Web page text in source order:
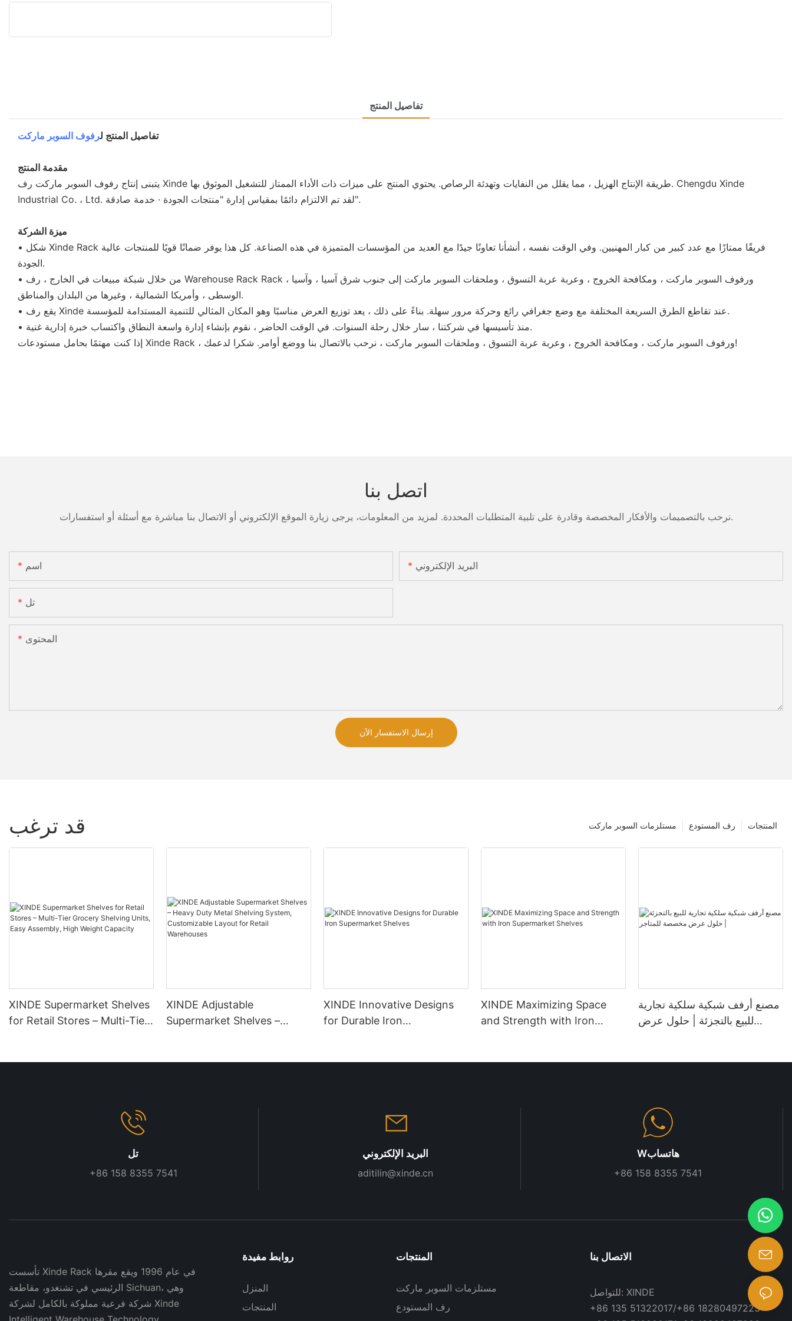
تفاصيل المنتج
تفاصيل المنتج لرفوف السوبر ماركت
مقدمة المنتج
يتبنى إنتاج رفوف السوبر ماركت رف Xinde طريقة الإنتاج الهزيل ، مما يقلل من النفايات وتهدئة الرصاص. يحتوي المنتج على ميزات ذات الأداء الممتاز للتشغيل الموثوق بها. Chengdu Xinde
Industrial Co. ، Ltd. لقد تم الالتزام دائمًا بمقياس إدارة "منتجات الجودة · خدمة صادقة".
ميزة الشركة
• شكل Xinde Rack فريقًا ممتازًا مع عدد كبير من كبار المهنيين. وفي الوقت نفسه ، أنشأنا تعاونًا جيدًا مع العديد من المؤسسات المتميزة في هذه الصناعة. كل هذا يوفر ضمانًا قويًا للمنتجات عالية
الجودة.
• من خلال شبكة مبيعات في الخارج ، رف Warehouse Rack Rack ، ورفوف السوبر ماركت ، ومكافحة الخروج ، وعربة عربة التسوق ، وملحقات السوبر ماركت إلى جنوب شرق آسيا ، وآسيا
الوسطى ، وأمريكا الشمالية ، وغيرها من البلدان والمناطق.
• يقع رف Xinde عند تقاطع الطرق السريعة المختلفة مع وضع جغرافي رائع وحركة مرور سهلة. بناءً على ذلك ، يعد توزيع العرض مناسبًا وهو المكان المثالي للتنمية المستدامة للمؤسسة.
• منذ تأسيسها في شركتنا ، سار خلال رحلة السنوات. في الوقت الحاضر ، نقوم بإنشاء إدارة واسعة النطاق واكتساب خبرة إدارية غنية.
إذا كنت مهتمًا بحامل مستودعات Xinde Rack ، ورفوف السوبر ماركت ، ومكافحة الخروج ، وعربة عربة التسوق ، وملحقات السوبر ماركت ، نرحب بالاتصال بنا ووضع أوامر. شكرا لدعمك!
اتصل بنا
نرحب بالتصميمات والأفكار المخصصة وقادرة على تلبية المتطلبات المحددة. لمزيد من المعلومات، يرجى زيارة الموقع الإلكتروني أو الاتصال بنا مباشرة مع أسئلة أو استفسارات.
اسم البريد الإلكتروني
تل
المحتوى
إرسال الاستفسار الآن
قد ترغب المنتجات رف المستودع مستلزمات السوبر ماركت
XINDE Supermarket Shelves
for Retail Stores – Multi-Tier
XINDE Adjustable
Supermarket Shelves –
XINDE Innovative Designs
for Durable Iron
XINDE Maximizing Space
and Strength with Iron
مصنع أرفف شبكية سلكية تجارية
للبيع بالتجزئة | حلول عرض
تل
+86 158 8355 7541
البريد الإلكتروني
aditilin@xinde.cn
Wهاتساب
+86 158 8355 7541
تأسست Xinde Rack في عام 1996 ويقع مقرها
الرئيسي في تشنغدو، مقاطعة Sichuan، وهي
شركة فرعية مملوكة بالكامل لشركة Xinde
روابط مفيدة
المنزل
المنتجات
المنتجات
مستلزمات السوبر ماركت
رف المستودع
الاتصال بنا
للتواصل: XINDE
+86 135 51322017/+86 18280497223